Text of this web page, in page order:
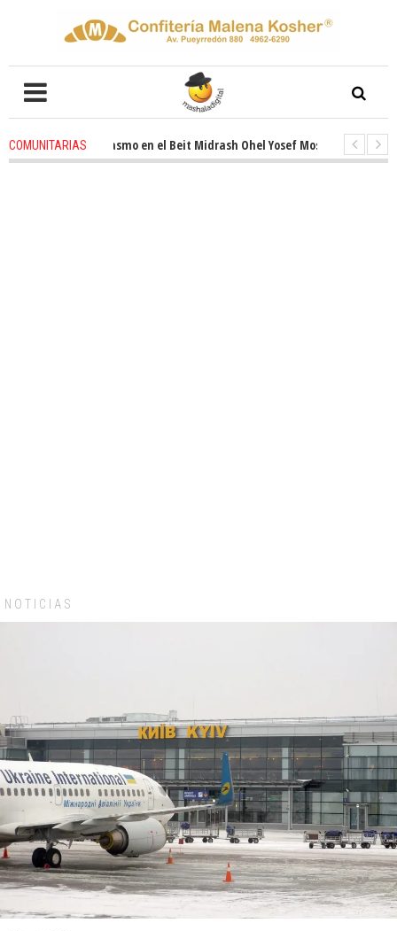
COMUNITARIAS
entusiasmo en el Beit Midrash Ohel Yosef Moshe 4 weeks ago
NOTICIAS